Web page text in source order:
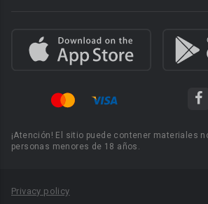
¡Atención! El sitio puede contener materiales
personas menores de 18 años.
Privacy policy